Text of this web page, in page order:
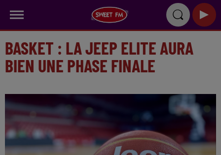
BASKET : LA JEEP ELITE AURA
BIEN UNE PHASE FINALE